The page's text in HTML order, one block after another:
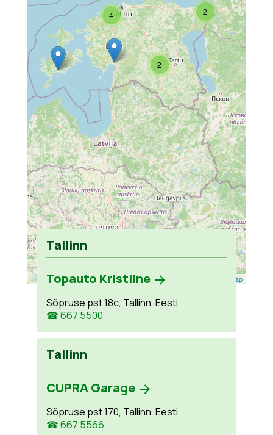
2
2
4
Leaflet OpenStreetMap
Tallinn
Topauto Kristiine
Sõpruse pst 18c, Tallinn, Eesti
☎ 667 5500
Tallinn
CUPRA Garage
Sõpruse pst 170, Tallinn, Eesti
☎ 667 5566